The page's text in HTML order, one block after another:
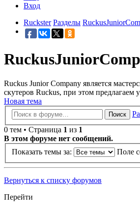
Вход
Ruckster Разделы
Ruckus Junior Company является
скутеров Ruckus, при этом
Новая тема
Поиск
0 тем • Страница 1 из 1
В этом форуме нет сообщений.
Показать темы за:
Поле
Вернуться к списку форумов
Перейти